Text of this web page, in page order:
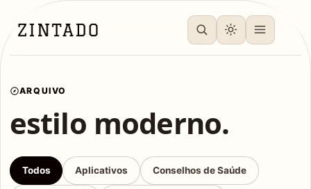
ARQUIVO
estilo moderno.
Todos Aplicativos Conselhos de Saúde